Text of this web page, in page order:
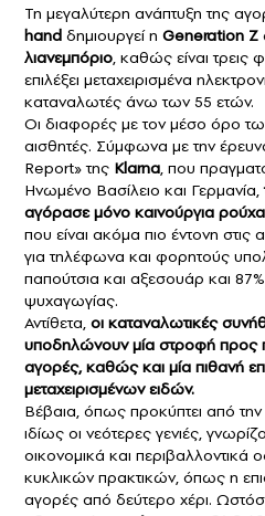
Τη μεγαλύτερη ανάπτυξη της
hand δημιουργεί η Generation Z
λιανεμπόριο, καθώς είναι τρεις
επιλέξει μεταχειρισμένα
καταναλωτές άνω των 55 ετών.
Οι διαφορές με τον μέσο όρο
αισθητές. Σύμφωνα με την
Report» της Klarna, που
Ηνωμένο Βασίλειο και Γερμανία,
αγόρασε μόνο καινούργια ρούχα
που είναι ακόμα πιο έντονη
για τηλέφωνα και φορητούς
παπούτσια και αξεσουάρ και
ψυχαγωγίας.
Αντίθετα, οι καταναλωτικές
υποδηλώνουν μία στροφή προς
αγορές, καθώς και μία πιθανή
μεταχειρισμένων ειδών.
Βέβαια, όπως προκύπτει από
ιδίως οι νεότερες γενιές,
οικονομικά και
κυκλικών πρακτικών, όπως η
αγορές από δεύτερο χέρι.